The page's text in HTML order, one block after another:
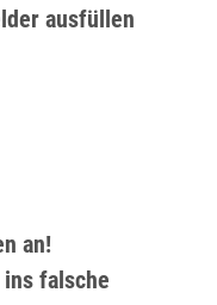
ausfüllen
an!
falsche